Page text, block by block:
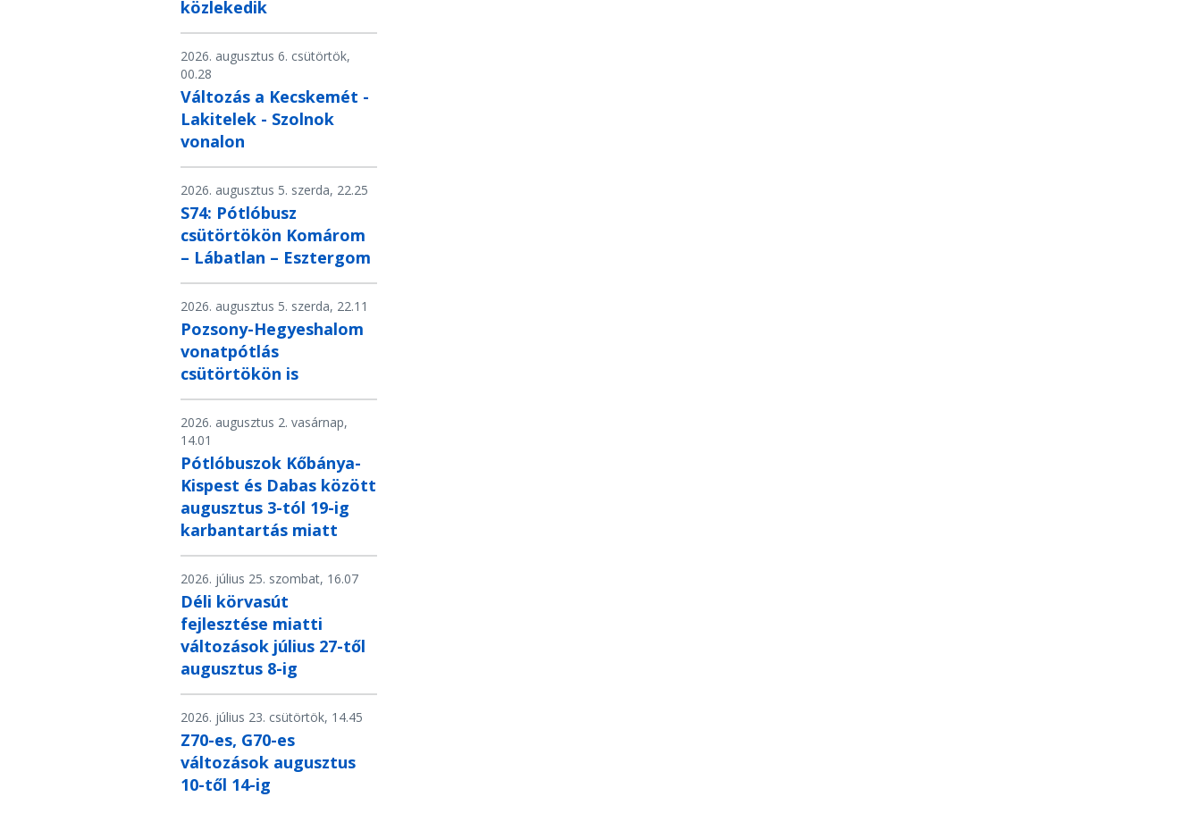
közlekedik
2026. augusztus 6. csütörtök,
00.28
Változás a Kecskemét -
Lakitelek - Szolnok
vonalon
2026. augusztus 5. szerda, 22.25
S74: Pótlóbusz
csütörtökön Komárom
– Lábatlan – Esztergom
2026. augusztus 5. szerda, 22.11
Pozsony-Hegyeshalom
vonatpótlás
csütörtökön is
2026. augusztus 2. vasárnap,
14.01
Pótlóbuszok Kőbánya-
Kispest és Dabas között
augusztus 3-tól 19-ig
karbantartás miatt
2026. július 25. szombat, 16.07
Déli körvasút
fejlesztése miatti
változások július 27-től
augusztus 8-ig
2026. július 23. csütörtök, 14.45
Z70-es, G70-es
változások augusztus
10-től 14-ig